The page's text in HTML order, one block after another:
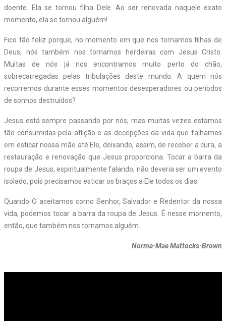
doente. Ela se tornou filha Dele. Ao ser renovada naquele exato
momento, ela se tornou alguém!
Fico tão feliz porque, no momento em que nos tornamos filhas de
Deus, nós também nos tornamos herdeiras com Jesus Cristo.
Muitas de nós já nos encontramos muito perto do chão,
sobrecarregadas pelas tribulações deste mundo. A quem nós
recorremos durante esses momentos desesperadores ou períodos
de sonhos destruídos?
Jesus está sempre passando por nós, mas muitas vezes estamos
tão consumidas pela aflição e as decepções da vida que falhamos
em esticar nossa mão até Ele, deixando, assim, de receber a cura, a
restauração e renovação que Jesus proporciona. Tocar a barra da
roupa de Jesus, espiritualmente falando, não deveria ser um evento
isolado, pois precisamos esticar os braços a Ele todos os dias
Quando O aceitamos como Senhor, Salvador e Redentor da nossa
vida, podemos tocar a barra da roupa de Jesus. É nesse momento,
então, que também nos tornamos alguém.
Norma-Mae Mattocks-Brown